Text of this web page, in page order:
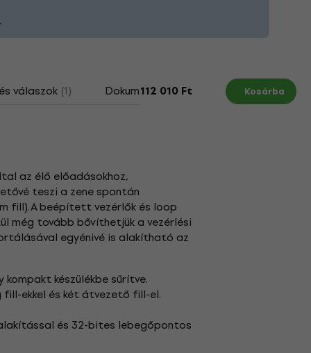
válaszok (1) Dokumentumok Hogyan
112 010 Ft Kosárba
az élő előadásokhoz,
teszi a zene spontán
fill). A beépített vezérlők és loop
még tovább bővíthetjük a vezérlési
egyénivé is alakítható az
készülékbe sűrítve.
ekkel és két átvezető fill-el.
és 32-bites lebegőpontos